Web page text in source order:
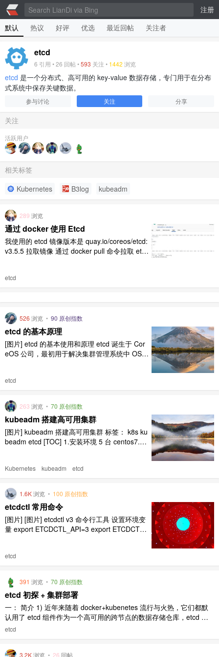
注册
默认
热议 好评 优选 最近回帖 关注者
etcd
6 引用 •26 回帖 •593 关注 • 1442 浏览
etcd 是一个分布式、高可用的 key-value 数据存储，专门用于在分布
式系统中保存关键数据。
参与讨论 关注 分享
关注
活跃用户
相关标签
Kubernetes
B3log kubeadm
289 浏览
通过 docker 使用 Etcd
我使用的 etcd 镜像版本是 quay.io/coreos/etcd:
v3.5.5 拉取镜像 通过 docker pull 命令拉取 etc
etcd 镜像。 可以使用 docker ima ..
etcd
526 浏览 • 90 原创指数
etcd 的基本原理
[图片] etcd 的基本使用和原理 etcd 诞生于 Cor
eOS 公司，最初用于解决集群管理系统中 OS
强一致的小型 key-value 数据存储服务，该项目
有超过 30 个公司 ..
etcd
263 浏览 • 70 原创指数
kubeadm 搭建高可用集群
[图片] kubeadm 搭建高可用集群 标签： k8s ku
beadm etcd [TOC] 1.安装环境 5 台 centos7.7
p firewalld $ systemc ..
Kubernetes kubeadm etcd
1.6K浏览 • 100 原创指数
etcdctl 常用命令
[图片] [图片] etcdctl v3 命令行工具 设置环境变
量 export ETCDCTL_API=3 export ETCDCTL_
y 的--listen-add ..
etcd
391 浏览 • 70 原创指数
etcd 初探 + 集群部署
一： 简介 1) 近年来随着 docker+kubenetes 流行与火热，它们都默
认用了 etcd 组件作为一个高可用的跨节点的数据存储仓库，etcd 是
什么？很多人第一反应是键值存储仓库。首先先看官方的定义。 etcd
etcd
3.2K浏览 • 26 回帖